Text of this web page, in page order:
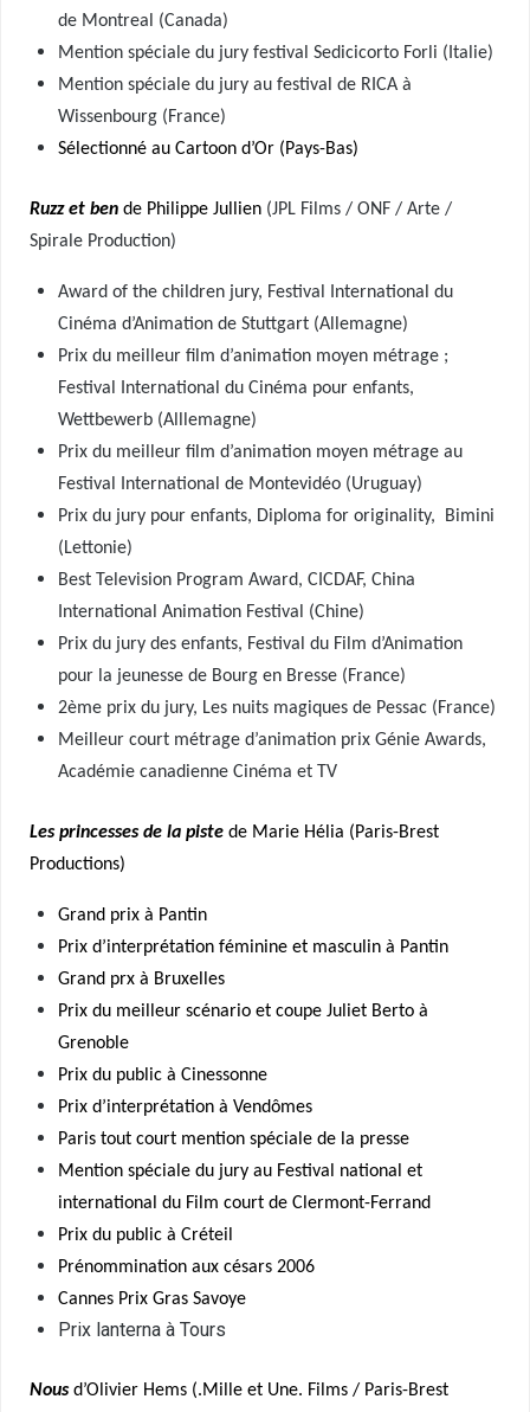
de Montreal (Canada)
Mention spéciale du jury festival Sedicicorto Forli (Italie)
Mention spéciale du jury au festival de RICA à
Wissenbourg (France)
Sélectionné au Cartoon d’Or (Pays-Bas)
Ruzz et ben de Philippe Jullien (JPL Films / ONF / Arte /
Spirale Production)
Award of the children jury, Festival International du
Cinéma d’Animation de Stuttgart (Allemagne)
Prix du meilleur film d’animation moyen métrage ;
Festival International du Cinéma pour enfants,
Wettbewerb (Alllemagne)
Prix du meilleur film d’animation moyen métrage au
Festival International de Montevidéo (Uruguay)
Prix du jury pour enfants, Diploma for originality, Bimini
(Lettonie)
Best Television Program Award, CICDAF, China
International Animation Festival (Chine)
Prix du jury des enfants, Festival du Film d’Animation
pour la jeunesse de Bourg en Bresse (France)
2ème prix du jury, Les nuits magiques de Pessac (France)
Meilleur court métrage d’animation prix Génie Awards,
Académie canadienne Cinéma et TV
Les princesses de la piste de Marie Hélia (Paris-Brest
Productions)
Grand prix à Pantin
Prix d’interprétation féminine et masculin à Pantin
Grand prx à Bruxelles
Prix du meilleur scénario et coupe Juliet Berto à
Grenoble
Prix du public à Cinessonne
Prix d’interprétation à Vendômes
Paris tout court mention spéciale de la presse
Mention spéciale du jury au Festival national et
international du Film court de Clermont-Ferrand
Prix du public à Créteil
Prénommination aux césars 2006
Cannes Prix Gras Savoye
Prix lanterna à Tours
Nousd’Olivier Hems (.Mille et Une. Films / Paris-Brest